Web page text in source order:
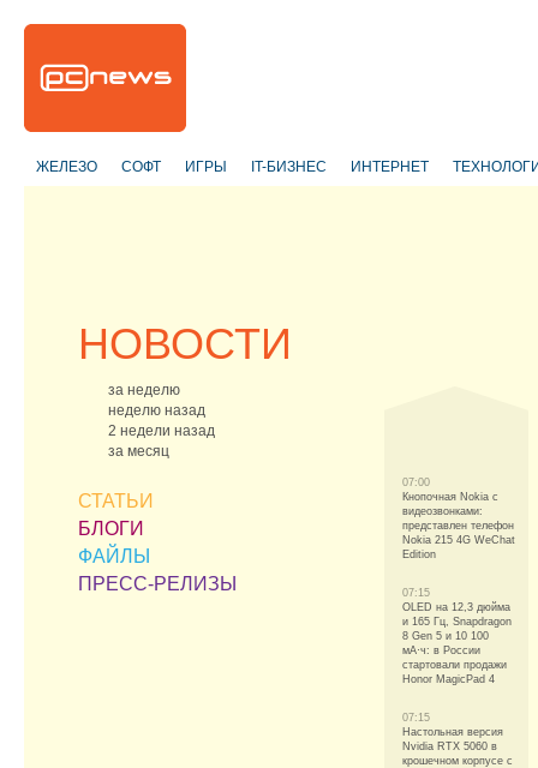
ЖЕЛЕЗО СОФТ ИГРЫ IT-БИЗНЕС ИНТЕРНЕТ
НОВОСТИ
за неделю
неделю назад
2 недели назад
за месяц
СТАТЬИ
БЛОГИ
ФАЙЛЫ
ПРЕСС-РЕЛИЗЫ
07:00
Кнопочная Nokia с
видеозвонками:
представлен телефон
Nokia 215 4G WeChat
Edition
07:15
OLED на 12,3 дюйма
и 165 Гц, Snapdragon
8 Gen 5 и 10 100
мА·ч: в России
стартовали продажи
Honor MagicPad 4
07:15
Настольная версия
Nvidia RTX 5060 в
крошечном корпусе с